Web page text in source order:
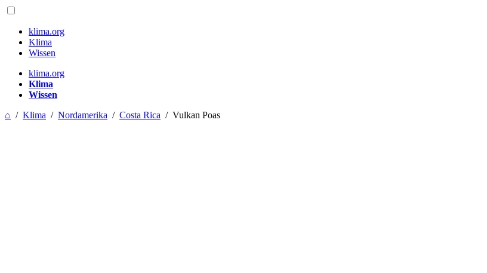
klima.org
Klima
Wissen
klima.org
Klima
Wissen
⌂ / Klima / Nordamerika / Costa Rica / Vulkan Poas